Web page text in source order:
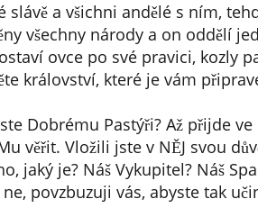
slávě a všichni andělé s ním,
všechny národy a on oddělí
ovce po své pravici, kozly
království, které je vám
Dobrému Pastýři? Až přijde
věřit. Vložili jste v NĚJ svou
jaký je? Náš Vykupitel? Náš
ne, povzbuzuji vás, abyste tak